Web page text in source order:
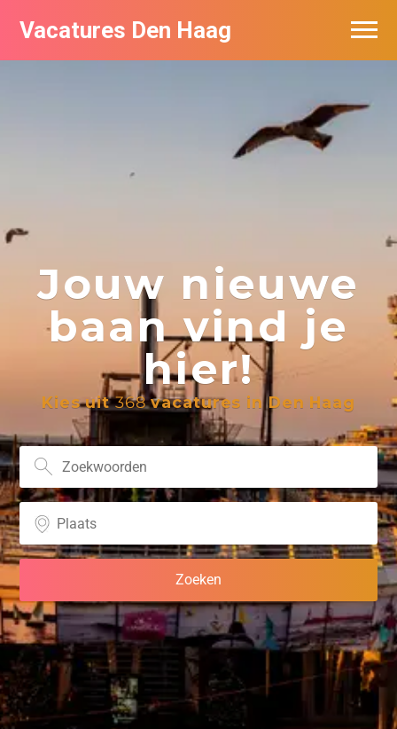
Vacatures Den Haag
Jouw nieuwe
baan vind je
hier!
Kies uit368vacatures in Den Haag
Vacatures per bedrijf in Den Haag